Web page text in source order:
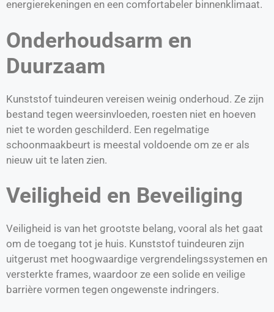
energierekeningen en een comfortabeler binnenklimaat.
Onderhoudsarm en
Duurzaam
Kunststof tuindeuren vereisen weinig onderhoud. Ze zijn
bestand tegen weersinvloeden, roesten niet en hoeven
niet te worden geschilderd. Een regelmatige
schoonmaakbeurt is meestal voldoende om ze er als
nieuw uit te laten zien.
Veiligheid en Beveiliging
Veiligheid is van het grootste belang, vooral als het gaat
om de toegang tot je huis. Kunststof tuindeuren zijn
uitgerust met hoogwaardige vergrendelingssystemen en
versterkte frames, waardoor ze een solide en veilige
barrière vormen tegen ongewenste indringers.